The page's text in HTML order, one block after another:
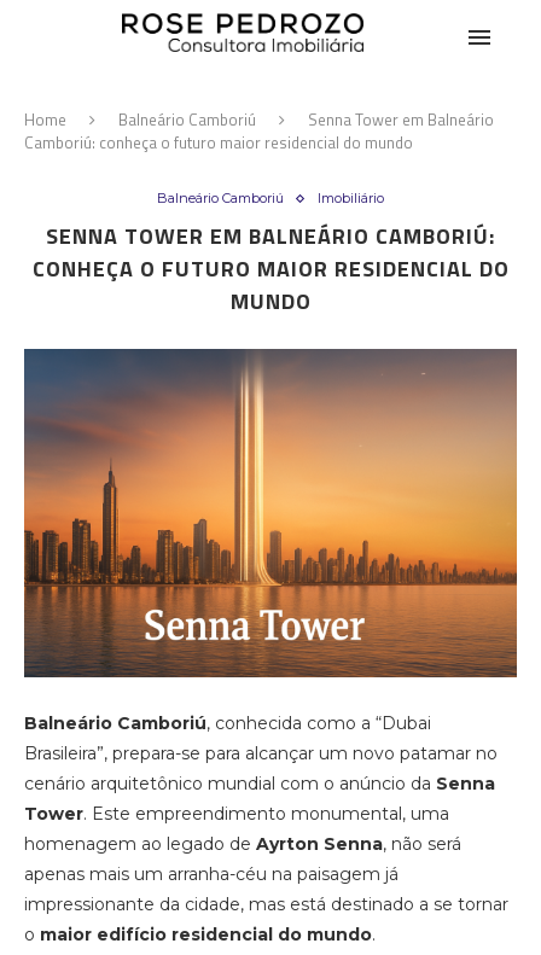
Home Balneário Camboriú
Senna Tower em Balneário
Camboriú: conheça o futuro maior residencial do mundo
Balneário Camboriú Imobiliário
SENNA TOWER EM BALNEÁRIO CAMBORIÚ:
CONHEÇA O FUTURO MAIOR RESIDENCIAL DO
MUNDO
Balneário Camboriú, conhecida como a “Dubai
Brasileira”, prepara-se para alcançar um novo patamar no
cenário arquitetônico mundial com o anúncio da Senna
Tower. Este empreendimento monumental, uma
homenagem ao legado de Ayrton Senna, não será
apenas mais um arranha-céu na paisagem já
impressionante da cidade, mas está destinado a se tornar
o maior edifício residencial do mundo.